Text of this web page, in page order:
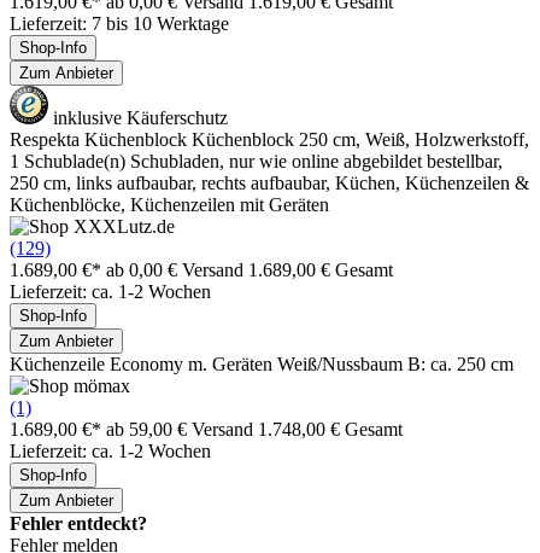
Lieferzeit: 7 bis 10 Werktage
Shop-Info
Zum Anbieter
inklusive Käuferschutz
Respekta Küchenblock Küchenblock 250 cm, Weiß, Holzwerkstoff,
1 Schublade(n) Schubladen, nur wie online abgebildet bestellbar,
250 cm, links aufbaubar, rechts aufbaubar, Küchen, Küchenzeilen &
Küchenblöcke, Küchenzeilen mit Geräten
(129)
1.689,00 €* ab 0,00 € Versand 1.689,00 € Gesamt
Lieferzeit: ca. 1-2 Wochen
Shop-Info
Zum Anbieter
Küchenzeile Economy m. Geräten Weiß/Nussbaum B: ca. 250 cm
(1)
1.689,00 €* ab 59,00 € Versand 1.748,00 € Gesamt
Lieferzeit: ca. 1-2 Wochen
Shop-Info
Zum Anbieter
Fehler entdeckt?
Fehler melden